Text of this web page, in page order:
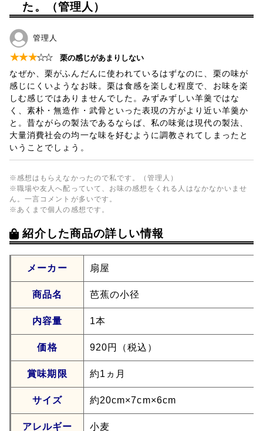
た。（管理人）
管理人
★★★☆☆ 栗の感じがあまりしない
なぜか、栗がふんだんに使われているはずなのに、栗の味が
感じにくいようなお味。栗は食感を楽しむ程度で、お味を楽
しむ感じではありませんでした。みずみずしい羊羹ではな
く、素朴・無造作・武骨といった表現の方がより近い羊羹か
と。昔ながらの製法であるならば、私の味覚は現代の製法、
大量消費社会の均一な味を好むように調教されてしまったと
いうことでしょう。
※感想はもらえなかったので私です。（管理人）
※職場や友人へ配っていて、お味の感想をくれる人はなかなかいませ
ん。一言コメントが多いです。
※あくまで個人の感想です。
紹介した商品の詳しい情報
メーカー 扇屋
商品名 芭蕉の小径
内容量 1本
価格 920円（税込）
賞味期限 約1ヵ月
サイズ 約20cm×7cm×6cm
アレルギー 小麦